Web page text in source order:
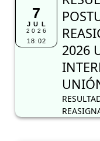
7
JUL
2026
18:02
2026